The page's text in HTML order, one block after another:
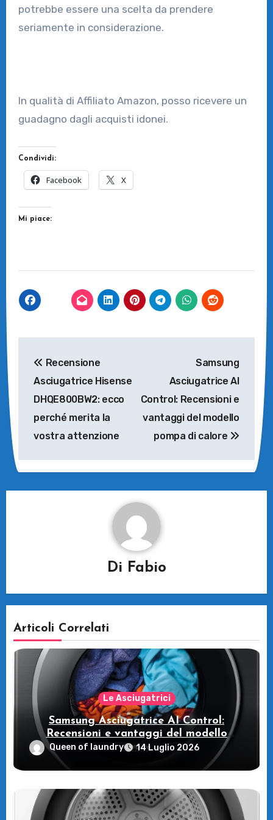
potrebbe essere una scelta da prendere
seriamente in considerazione.
In qualità di Affiliato Amazon, posso ricevere un
guadagno dagli acquisti idonei.
Condividi:
Facebook X
Mi piace:
articoli
Recensione
Asciugatrice Hisense
DHQE800BW2: ecco
perché merita la
vostra attenzione
Samsung
Asciugatrice AI
Control: Recensioni e
vantaggi del modello
pompa di calore
Di Fabio
Articoli Correlati
Le Asciugatrici
Samsung Asciugatrice AI Control:
Recensioni e vantaggi del modello
pompa di calore
Queen of laundry 14 Luglio 2026